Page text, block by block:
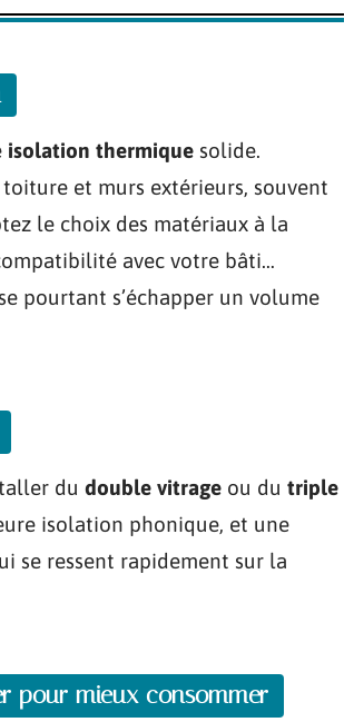
isolation thermique solide.
et murs extérieurs, souvent
le choix des matériaux à la
avec votre bâti…
pourtant s’échapper un volume
du double vitrage ou du triple
isolation phonique, et une
se ressent rapidement sur la
pour mieux consommer